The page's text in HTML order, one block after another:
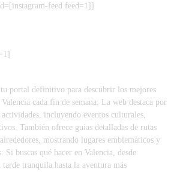
feed feed=1]]
portal definitivo para descubrir los mejores
cada fin de semana. La web destaca por
incluyendo eventos culturales,
También ofrece guías detalladas de rutas
mostrando lugares emblemáticos y
Si buscas qué hacer en Valencia, desde
tarde tranquila hasta la aventura más